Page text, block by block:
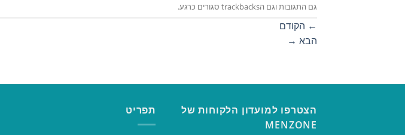
גם התגובות וגם הtrackbacks סגורים כרגע.
← הקודם
הבא →
הצטרפו למועדון הלקוחות של
MENZONE
תפריט